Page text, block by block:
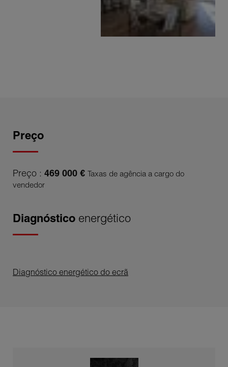
Preço
Preço : 469 000 € Taxas de agência a cargo do
vendedor
Diagnóstico energético
Diagnóstico energético do ecrã